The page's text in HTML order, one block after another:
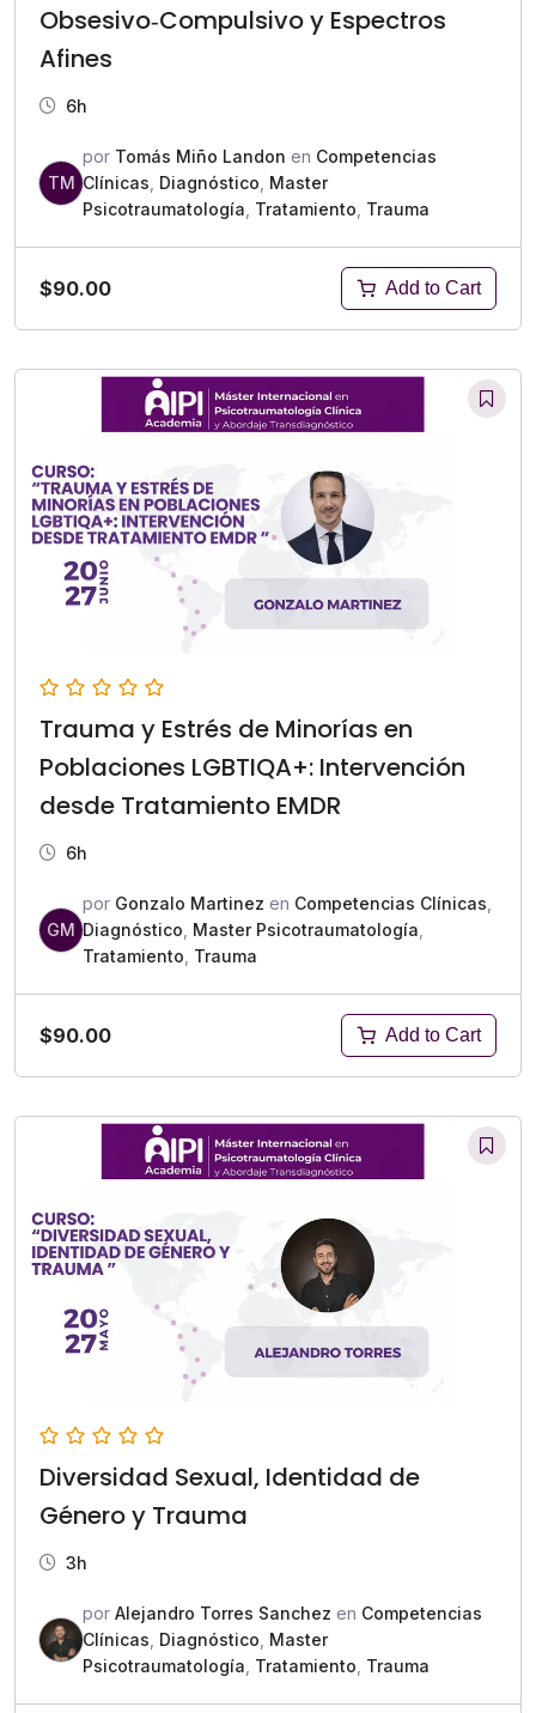
Obsesivo‑Compulsivo y Espectros
Afines
6h
TM
por Tomás Miño Landon en Competencias
Clínicas Diagnóstico Master
Psicotraumatología Tratamiento Trauma
$90.00 Add to Cart
Trauma y Estrés de Minorías en
Poblaciones LGBTIQA+: Intervención
desde Tratamiento EMDR
6h
GM
por Gonzalo Martinez en Competencias Clínicas
Diagnóstico Master Psicotraumatología
Tratamiento Trauma
$90.00 Add to Cart
Diversidad Sexual, Identidad de
Género y Trauma
3h
por Alejandro Torres Sanchez en Competencias
Clínicas Diagnóstico Master
Psicotraumatología Tratamiento Trauma